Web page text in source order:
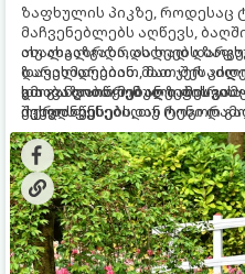
ზაფხულის პიკზე,
მაჩვენებლებს აღწევს,
ახალგაზრდა, ახლად
ზარალდებიან. მათ ჯერ
და განვითარებული ფესვთა
ქვედა ფენებიდან ტენი
თუ ახალგაზრდა ხეებს
დავეხმარებით, მათ
ხმობა დაიწყონ ან ზამთრის
შეხვდნენ.
გთავაზობთ მებაღეების
ოქროს წესებს, თუ როგორ
ხეები ზაფხულის სიცხეში: